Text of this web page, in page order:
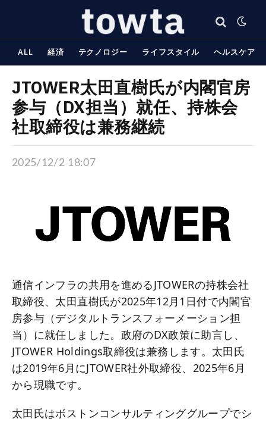
ALL 経済 テクノロジー ライフスタイル ヘルスケア
JTOWER太田直樹氏が内閣官房
参与（DX担当）就任、持株会
社取締役は兼務継続
2025/12/2 18:07
通信インフラの共用を進めるJTOWERの持株会社
取締役、太田直樹氏が2025年12月1日付で内閣官
房参与（デジタルトランスフォーメーション担
当）に就任しました。政府のDX政策に助言し、
JTOWER Holdings取締役は兼務します。太田氏
は2019年6月にJTOWER社外取締役、2025年6月
から現職です。
太田氏はボストンコンサルティンググループでシ